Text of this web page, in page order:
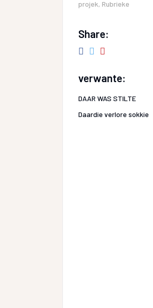
projek, Rubrieke
Share:
verwante:
DAAR WAS STILTE
Daardie verlore sokkie